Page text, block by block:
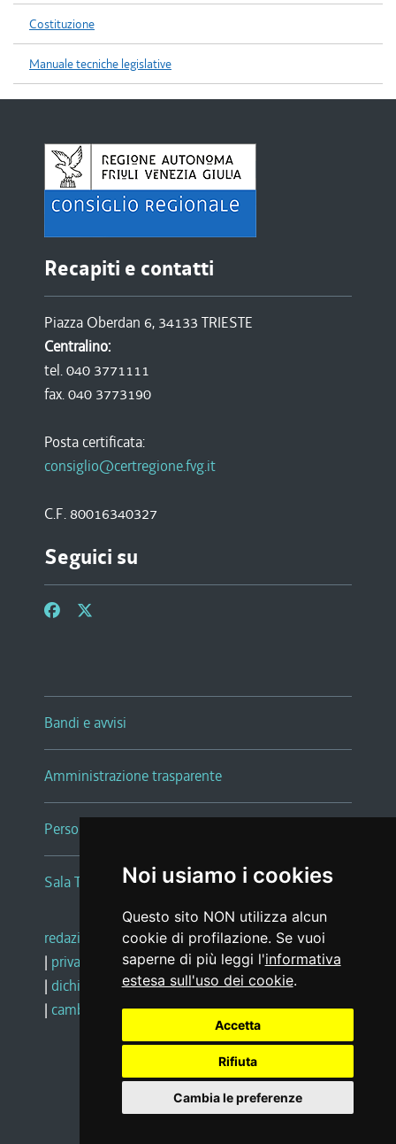
Noi usiamo i cookies
Questo sito NON utilizza alcun
cookie di profilazione. Se vuoi
saperne di più leggi l'informativa
estesa sull'uso dei cookie.
Accetta
Rifiuta
Cambia le preferenze
Costituzione
Manuale tecniche legislative
Recapiti e contatti
Piazza Oberdan 6, 34133 TRIESTE
Centralino:
tel. 040 3771111
fax. 040 3773190
Posta certificata:
consiglio@certregione.fvg.it
C.F. 80016340327
Seguici su
Bandi e avvisi
Amministrazione trasparente
Persone e Uffici
Sala Tiziano Tessitori
redazione web |note legali |glossario
| privacy
social media policy
| dichiarazione di accessibilità |feedback
| cambio preferenze cookie
Realizzato da